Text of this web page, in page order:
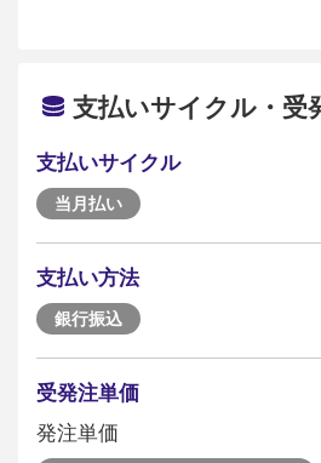
支払いサイクル・受
支払いサイクル
当月払い
支払い方法
銀行振込
受発注単価
発注単価